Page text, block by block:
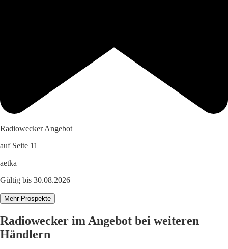
Radiowecker Angebot
auf Seite 11
aetka
Gültig bis 30.08.2026
Mehr Prospekte
Radiowecker im Angebot bei weiteren
Händlern